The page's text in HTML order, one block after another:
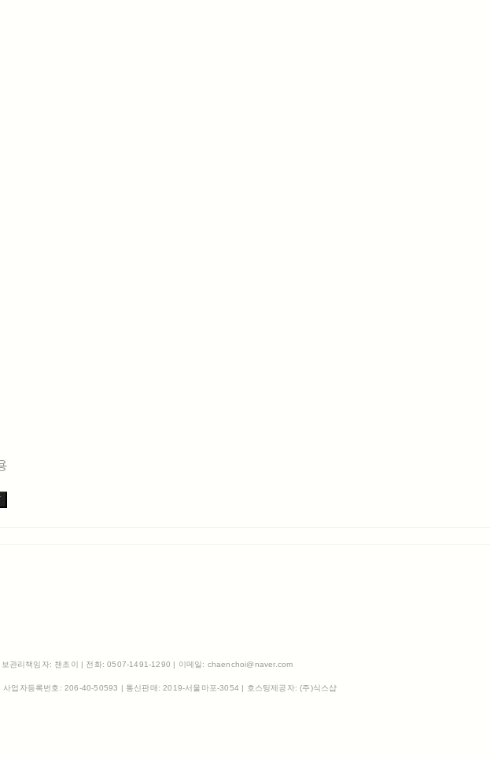
관리책임자: 챈초이 | 전화: 0507-1491-1290 | 이메일: chaenchoi@naver.com
업자등록번호: 206-40-50593 | 통신판매:2019-서울마포-3054 | 호스팅제공자: (주)식스샵